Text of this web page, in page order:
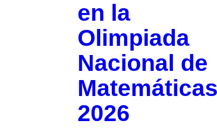
en la
Olimpiada
Nacional de
2026